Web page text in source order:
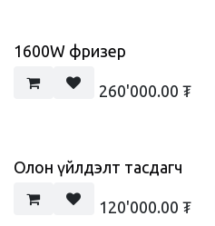
1600W фризер
260'000.00 ₮
Олон үйлдэлт тасдагч
120'000.00 ₮